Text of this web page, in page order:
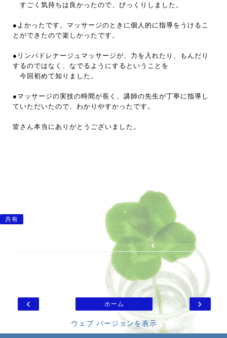
すごく気持ちは良かったので、びっくりしました。
●よかったです。マッサージのときに個人的に指導をうけるこ
とができたので楽しかったです。
●リンパドレナージュマッサージが、力を入れたり、もんだり
するのではなく、なでるようにするということを
今回初めて知りました。
●マッサージの実技の時間が長く、講師の先生が丁寧に指導し
ていただいたので、わかりやすかったです。
皆さん本当にありがとうございました。
共有
‹ ›
ホーム
ウェブ バージョンを表示